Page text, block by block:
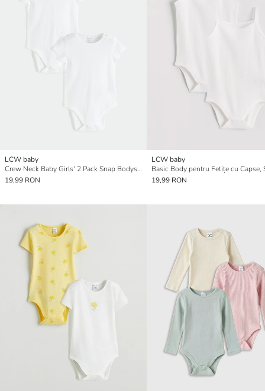
LCW baby
Crew Neck Baby Girls' 2 Pack Snap Bodysuit
19,99 RON
LCW baby
Basic Body pentru Fetițe cu Capse,
19,99 RON